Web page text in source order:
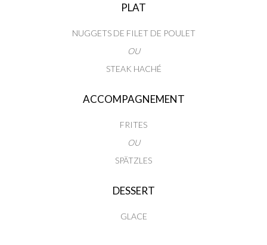
PLAT
NUGGETS DE FILET DE POULET
OU
STEAK HACHÉ
ACCOMPAGNEMENT
FRITES
OU
SPÄTZLES
DESSERT
GLACE